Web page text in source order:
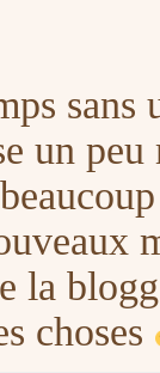
sans
un
la
choses